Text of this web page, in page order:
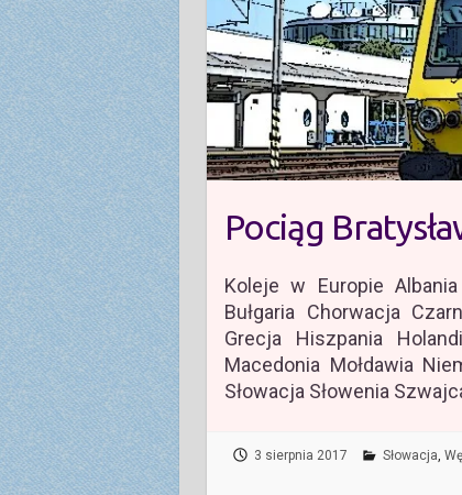
Pociąg
Koleje w Europie
Bułgaria Chorwacja
Grecja Hiszpania
Macedonia Mołdawia
Słowacja Słowenia
3 sierpnia 2017 Słowacja,